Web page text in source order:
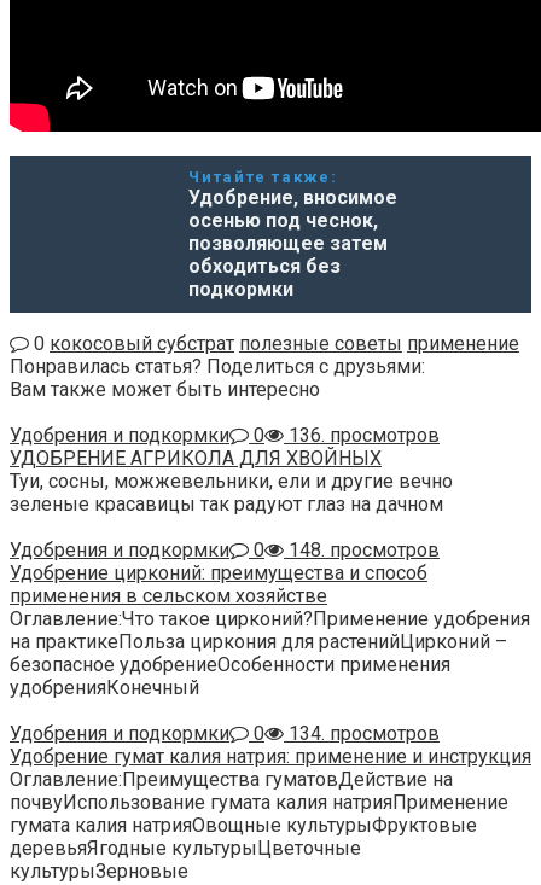
Читайте также:
Удобрение, вносимое
осенью под чеснок,
позволяющее затем
обходиться без
подкормки
0 кокосовый субстрат полезные советы применение
Понравилась статья? Поделиться с друзьями:
Вам также может быть интересно
Удобрения и подкормки
0
136. просмотров
УДОБРЕНИЕ АГРИКОЛА ДЛЯ ХВОЙНЫХ
Туи, сосны, можжевельники, ели и другие вечно
зеленые красавицы так радуют глаз на дачном
Удобрения и подкормки
0
148. просмотров
Удобрение цирконий: преимущества и способ
применения в сельском хозяйстве
Оглавление:Что такое цирконий?Применение удобрения
на практикеПольза циркония для растенийЦирконий –
безопасное удобрениеОсобенности применения
удобренияКонечный
Удобрения и подкормки
0
134. просмотров
Удобрение гумат калия натрия: применение и инструкция
Оглавление:Преимущества гуматовДействие на
почвуИспользование гумата калия натрияПрименение
гумата калия натрияОвощные культурыФруктовые
деревьяЯгодные культурыЦветочные
культурыЗерновые